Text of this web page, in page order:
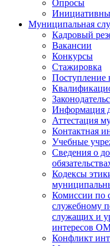
Опросы
Муниципальная
Кадровый
Вакансии
Конкурсы
Стажировка
Поступление
Информация
Аттестация
Контактная
Учебные
Сведения о
Кодексы
Комиссии по
служебному
служащих и
интересов
Конфликт